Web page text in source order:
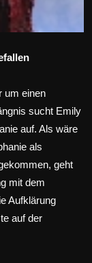
um einen
sucht Emily
auf. Als wäre
als
geht
mit dem
Aufklärung
auf der